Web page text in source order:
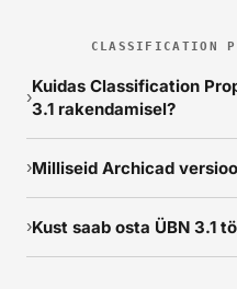
CLASSIFICATION
›
Kuidas Classification
3.1 rakendamisel?
›Milliseid Archicad
›Kust saab osta ÜBN 3.1